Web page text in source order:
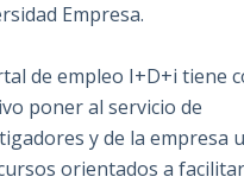
Empresa.
de empleo I+D+i tiene
poner al servicio de
y de la empresa
orientados a